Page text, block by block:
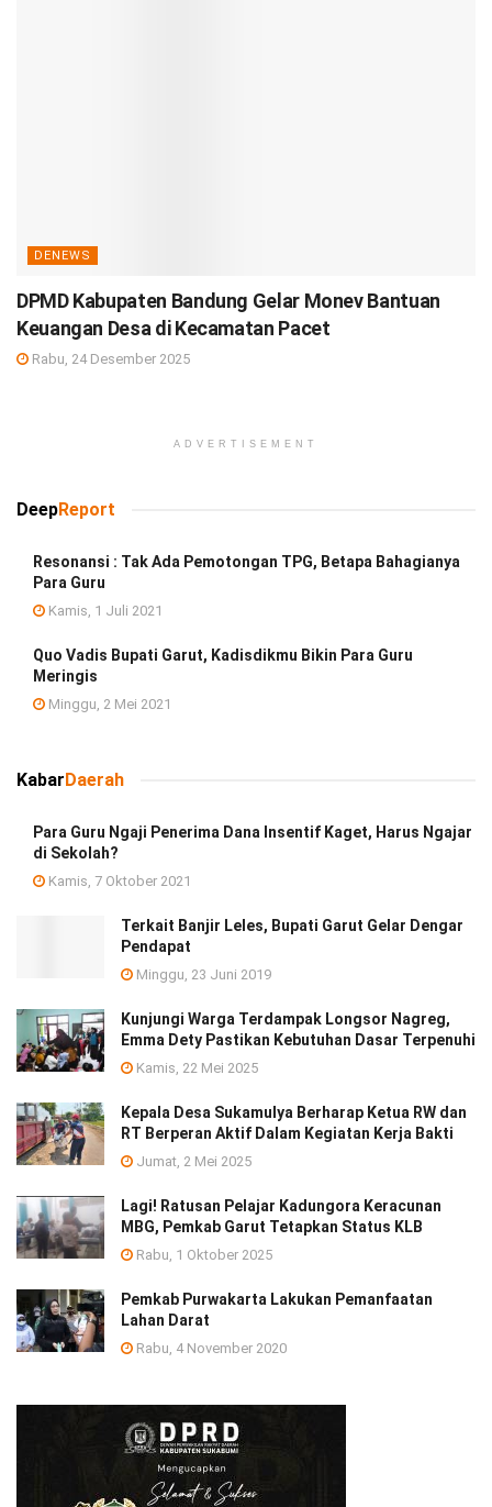
DENEWS
DPMD Kabupaten Bandung Gelar Monev Bantuan
Keuangan Desa di Kecamatan Pacet
Rabu, 24 Desember 2025
ADVERTISEMENT
DeepReport
Resonansi : Tak Ada Pemotongan TPG, Betapa Bahagianya
Para Guru
Kamis, 1 Juli 2021
Quo Vadis Bupati Garut, Kadisdikmu Bikin Para Guru
Meringis
Minggu, 2 Mei 2021
KabarDaerah
Para Guru Ngaji Penerima Dana Insentif Kaget, Harus Ngajar
di Sekolah?
Kamis, 7 Oktober 2021
Terkait Banjir Leles, Bupati Garut Gelar Dengar
Pendapat
Minggu, 23 Juni 2019
Kunjungi Warga Terdampak Longsor Nagreg,
Emma Dety Pastikan Kebutuhan Dasar Terpenuhi
Kamis, 22 Mei 2025
Kepala Desa Sukamulya Berharap Ketua RW dan
RT Berperan Aktif Dalam Kegiatan Kerja Bakti
Jumat, 2 Mei 2025
Lagi! Ratusan Pelajar Kadungora Keracunan
MBG, Pemkab Garut Tetapkan Status KLB
Rabu, 1 Oktober 2025
Pemkab Purwakarta Lakukan Pemanfaatan
Lahan Darat
Rabu, 4 November 2020